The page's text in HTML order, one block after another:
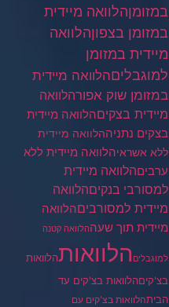
במזומןהלוואה מיידית
במזומן בצפוןהלוואה
מיידית במזומן
למוגבליםהלוואה מיידית
במזומן שוק אפורהלוואה
מיידית בצקיםהלוואה מיידית
בצקים נתניההלוואה מיידית
ללא אשראיהלוואה מיידית ללא
ערביםהלוואה מיידית
למסורבי בנקיםהלוואה
מיידית למסורביםהלוואה
מיידית תוך שעההלוואה קטנה
למוגבלים הלוואותהלוואות
בצ'קיםהלוואות בצ'קים עד
הביתהלוואות בצ'קים עם